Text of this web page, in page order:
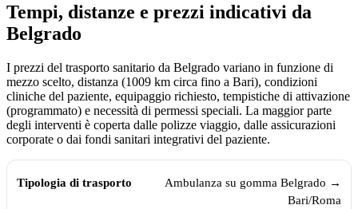
Tempi, distanze e prezzi indicativi da
Belgrado
I prezzi del trasporto sanitario da Belgrado variano in funzione di
mezzo scelto, distanza (1009 km circa fino a Bari), condizioni
cliniche del paziente, equipaggio richiesto, tempistiche di attivazione
(programmato) e necessità di permessi speciali. La maggior parte
degli interventi è coperta dalle polizze viaggio, dalle assicurazioni
corporate o dai fondi sanitari integrativi del paziente.
Tempi, distanze e prezzi indicativi per il trasporto sanitario da
Tipologia di trasporto
Ambulanza su gomma Belgrado →
Bari/Roma